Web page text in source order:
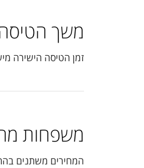
משך
זמן הטיסה הישירה מישראל
משפחות
המחירים משתנים